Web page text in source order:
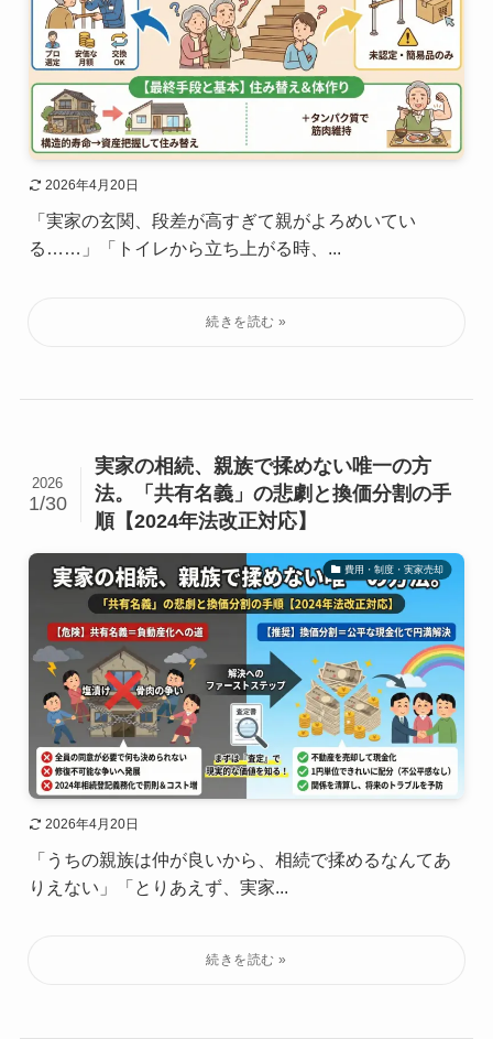
2026年4月20日
「実家の玄関、段差が高すぎて親がよろめいてい
る……」「トイレから立ち上がる時、...
実家の相続、親族で揉めない唯一の方
法。「共有名義」の悲劇と換価分割の手
順【2024年法改正対応】
2026
1/30
費用・制度・実家売却
2026年4月20日
「うちの親族は仲が良いから、相続で揉めるなんてあ
りえない」「とりあえず、実家...